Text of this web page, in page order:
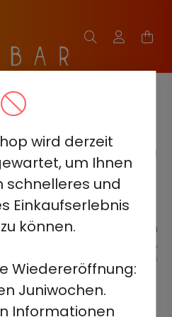
wird derzeit
um Ihnen
schnelleres und
Einkaufserlebnis
können.
Wiedereröffnung:
Juniwochen.
Informationen
25.000
E-Zigarette
bietet bis zu
in
Design. Perfekt für Dampfer,
bietet dieses Gerät ein
für ein